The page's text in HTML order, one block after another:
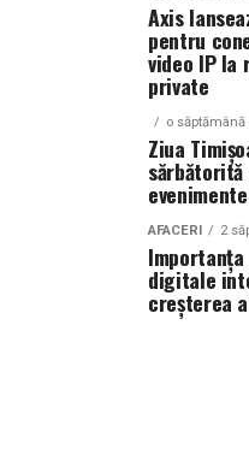
Axis
pentru
video IP la
private
o
Ziua
evenimente
AFACERI 2
digitale
creșterea